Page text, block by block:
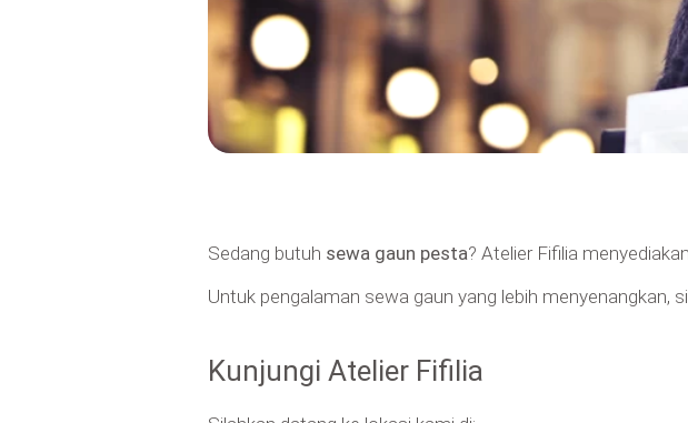
Sedang butuh sewa gaun pesta? Atelier Fifilia
Untuk pengalaman sewa gaun yang lebih menyenangkan,
Kunjungi Atelier Fifilia